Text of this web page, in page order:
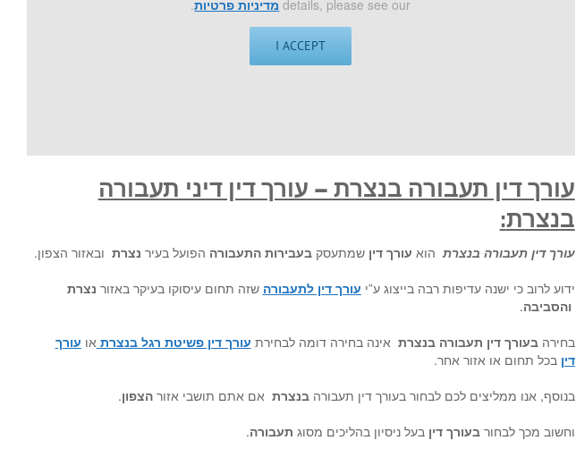
details, please see our מדיניות פרטיות.
I ACCEPT
עורך דין תעבורה בנצרת – עורך דין דיני תעבורה
בנצרת:
עורך דין תעבורה בנצרת הוא עורך דין שמתעסקבעבירות התעבורה הפועל בעיר נצרת ובאזור הצפון.
ידוע לרוב כי ישנה עדיפות רבה בייצוג ע”י עורך דין לתעבורה שזה תחום עיסוקו בעיקר באזור נצרת
והסביבה.
בחירהבעורך דין תעבורה בנצרתאינה בחירה דומה לבחירת עורך דין פשיטת רגל בנצרתאו עורך
דין בכל תחום או אזור אחר.
בנוסף, אנו ממליצים לכם לבחור בעורך דין תעבורהבנצרתאם אתם תושבי אזורהצפון.
וחשוב מכך לבחורבעורך דין בעל ניסיון בהליכים מסוג תעבורה.